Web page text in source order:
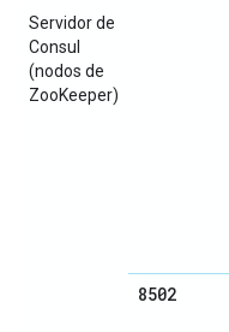
Servidor de
Consul
(nodos de
ZooKeeper)
8502